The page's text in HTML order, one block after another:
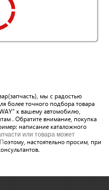
мы с радостью
более точного подбора товара
к вашему автомобилю,
. Обратите внимание, покупка
написание каталожного
или товара может
оэтому, настоятельно просим, при